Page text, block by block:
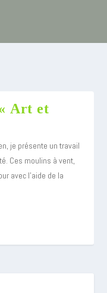
Art et
je présente un travail
Ces moulins à vent,
avec l’aide de la